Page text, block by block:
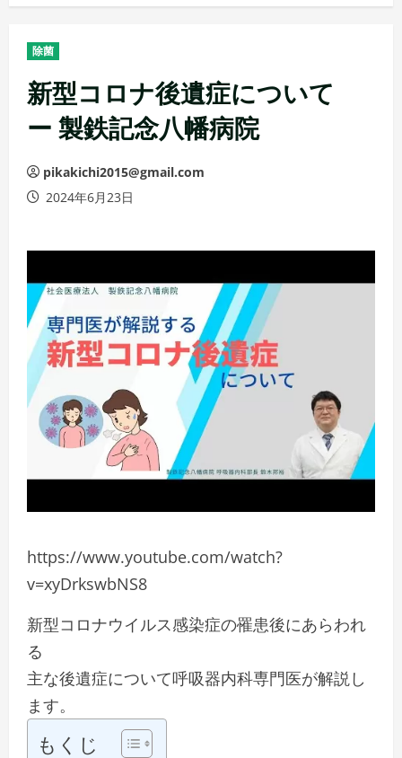
メ
ュ
ー
除菌
新型コロナ後遺症について
ー 製鉄記念八幡病院
pikakichi2015@gmail.com
2024年6月23日
https://www.youtube.com/watch?
v=xyDrkswbNS8
新型コロナウイルス感染症の罹患後にあらわれ
る
主な後遺症について呼吸器内科専門医が解説し
ます。
もくじ